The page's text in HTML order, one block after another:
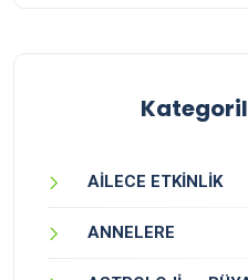
AİLECE ETKİNLİK
ANNELERE